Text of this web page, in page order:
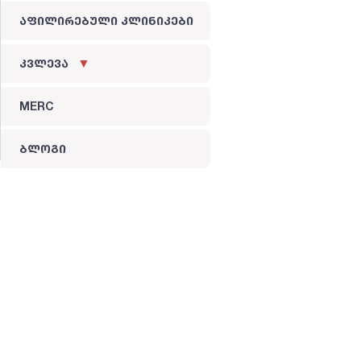
აფილირებული კლინიკები
კვლევა
MERC
ბლოგი